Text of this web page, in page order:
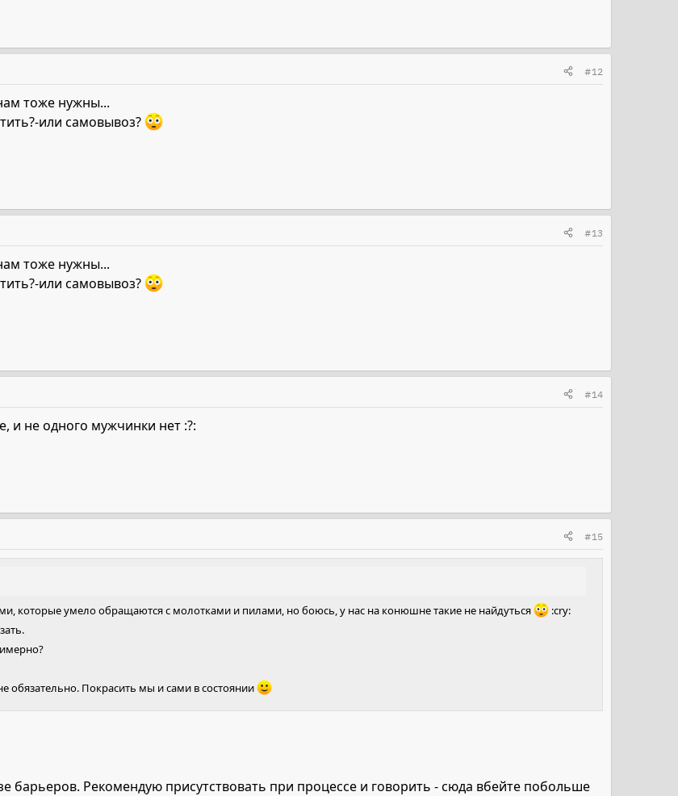
#12
тоже нужны...
или самовывоз?
#13
тоже нужны...
или самовывоз?
#14
и не одного мужчинки нет :?:
#15
которые умело обращаются с молотками и пилами, но боюсь, у нас на конюшне такие не найдуться
:cry:
обязательно. Покрасить мы и сами в состоянии
барьеров. Рекомендую присутствовать при процессе и говорить - сюда вбейте побольше